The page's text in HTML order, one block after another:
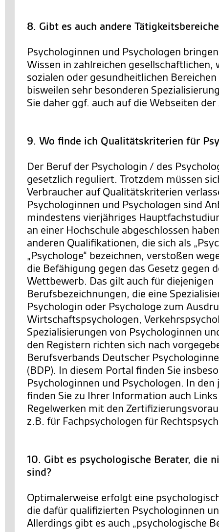
8. Gibt es auch andere
Psychologinnen und Psychologen
Wissen in zahlreichen
sozialen oder gesundheitlichen
bisweilen sehr besonderen
Sie daher ggf. auch auf die Webseiten
9. Wo finde ich Qualitätskriterien für
Der Beruf der Psychologin / des
gesetzlich reguliert. Trotzdem müssen
Verbraucher auf Qualitätskriterien
Psychologinnen und Psychologen sind
mindestens vierjähriges
an einer Hochschule abgeschlossen
anderen Qualifikationen, die sich als
„Psychologe“ bezeichnen, verstoßen
die Befähigung gegen das Gesetz gegen
Wettbewerb. Das gilt auch für diejenigen
Berufsbezeichnungen, die eine
Psychologin oder Psychologe zum
Wirtschaftspsychologen,
Spezialisierungen von Psychologinnen
den Registern richten sich nach
Berufsverbands Deutscher
(BDP). In diesem Portal finden Sie
Psychologinnen und Psychologen. In
finden Sie zu Ihrer Information auch
Regelwerken mit den
z.B. für Fachpsychologen für
10. Gibt es psychologische Berater, die
sind?
Optimalerweise erfolgt eine
die dafür qualifizierten Psychologinnen
Allerdings gibt es auch „psychologische